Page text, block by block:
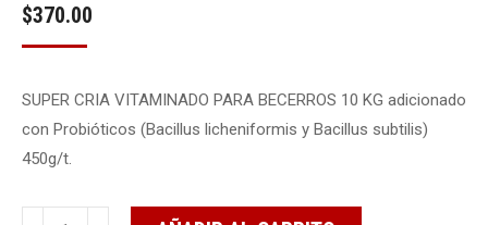
$370.00
SUPER CRIA VITAMINADO PARA BECERROS 10 KG adicionado
con Probióticos (Bacillus licheniformis y Bacillus subtilis)
450g/t.
SUPER